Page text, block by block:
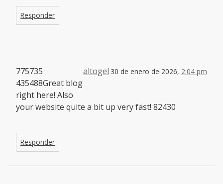
Responder
altogel 30 de enero de 2026, 2:04 pm
775735
435488Great blog
right here! Also
your website quite a bit up very fast! 82430
Responder